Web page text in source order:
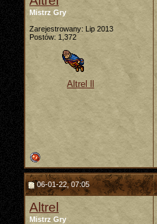
Mistrz Gry
Zarejestrowany: Lip 2013
Postów: 1,372
Altrel ll
06-01-22, 07:05
Altrel
Mistrz Gry